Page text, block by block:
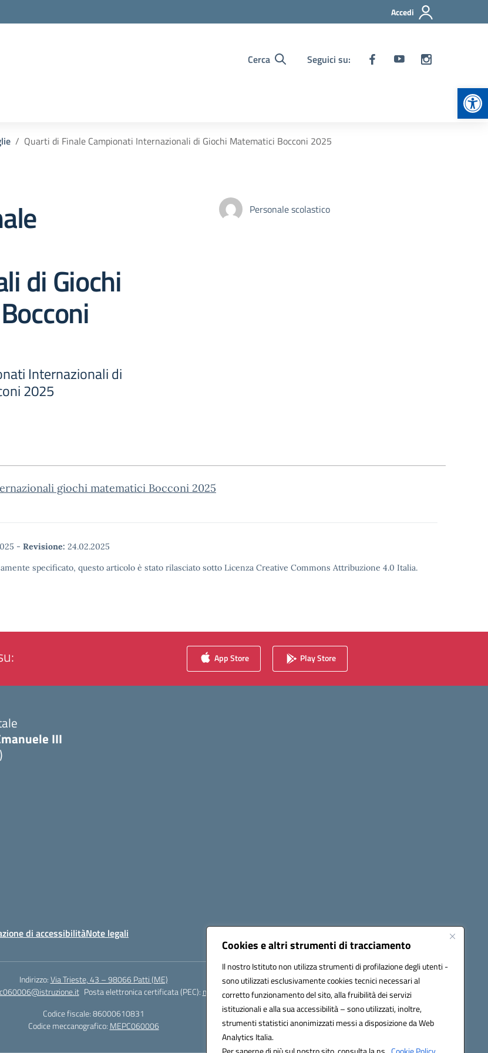
Cookies e altri strumenti di tracciamento
Il nostro Istituto non utilizza strumenti di profilazione degli utenti -
sono utilizzati esclusivamente cookies tecnici necessari al
corretto funzionamento del sito, alla fruibilità dei servizi
istituzionali e alla sua accessibilità – sono utilizzati, inoltre,
strumenti statistici anonimizzati messi a disposizione da Web
Analytics Italia.
Accedi
Cerca Seguici su:
Quarti di Finale Campionati Internazionali di Giochi Matematici Bocconi 2025
di Giochi
Internazionali di
2025
Personale scolastico
giochi matematici Bocconi 2025
- Revisione: 24.02.2025
specificato, questo articolo è stato rilasciato sotto Licenza Creative Commons Attribuzione 4.0 Italia.
App Store Play Store
III
di accessibilitàNote legali Seguici su:
Indirizzo:Via Trieste, 43 – 98066 Patti (ME)
Posta elettronica certificata (PEC): mepc060006@pec.istruzione.it
Codice fiscale: 86000610831
Codice meccanografico: MEPC060006